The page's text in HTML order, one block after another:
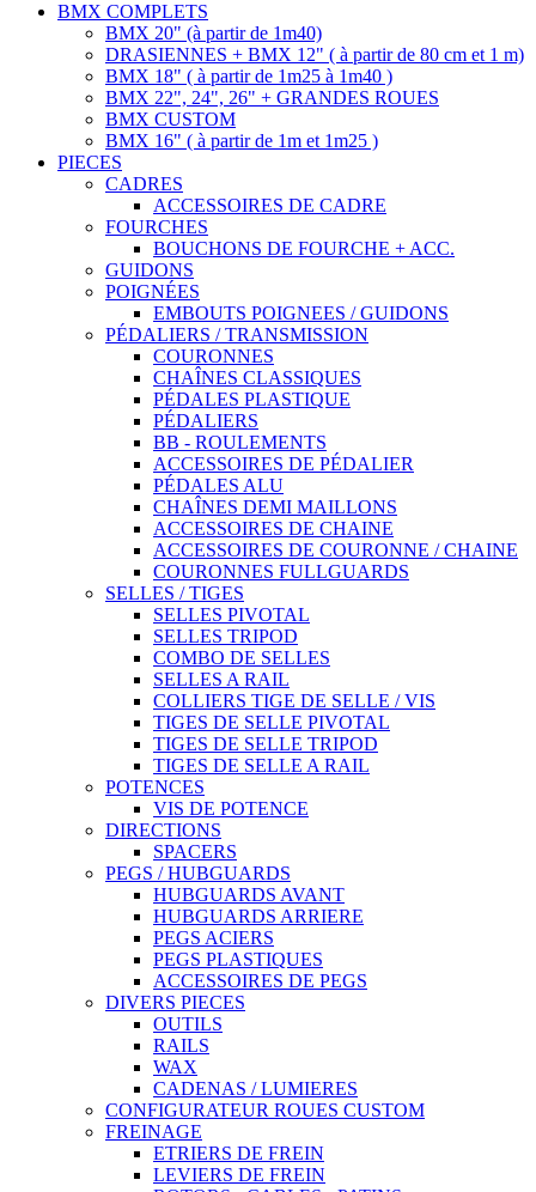
BMX COMPLETS
BMX 20" (à partir de 1m40)
DRASIENNES + BMX 12" ( à partir de 80 cm et 1 m)
BMX 18" ( à partir de 1m25 à 1m40 )
BMX 22", 24", 26" + GRANDES ROUES
BMX CUSTOM
BMX 16" ( à partir de 1m et 1m25 )
PIECES
CADRES
ACCESSOIRES DE CADRE
FOURCHES
BOUCHONS DE FOURCHE + ACC.
GUIDONS
POIGNÉES
EMBOUTS POIGNEES / GUIDONS
PÉDALIERS / TRANSMISSION
COURONNES
CHAÎNES CLASSIQUES
PÉDALES PLASTIQUE
PÉDALIERS
BB - ROULEMENTS
ACCESSOIRES DE PÉDALIER
PÉDALES ALU
CHAÎNES DEMI MAILLONS
ACCESSOIRES DE CHAINE
ACCESSOIRES DE COURONNE / CHAINE
COURONNES FULLGUARDS
SELLES / TIGES
SELLES PIVOTAL
SELLES TRIPOD
COMBO DE SELLES
SELLES A RAIL
COLLIERS TIGE DE SELLE / VIS
TIGES DE SELLE PIVOTAL
TIGES DE SELLE TRIPOD
TIGES DE SELLE A RAIL
POTENCES
VIS DE POTENCE
DIRECTIONS
SPACERS
PEGS / HUBGUARDS
HUBGUARDS AVANT
HUBGUARDS ARRIERE
PEGS ACIERS
PEGS PLASTIQUES
ACCESSOIRES DE PEGS
DIVERS PIECES
OUTILS
RAILS
WAX
CADENAS / LUMIERES
CONFIGURATEUR ROUES CUSTOM
FREINAGE
ETRIERS DE FREIN
LEVIERS DE FREIN